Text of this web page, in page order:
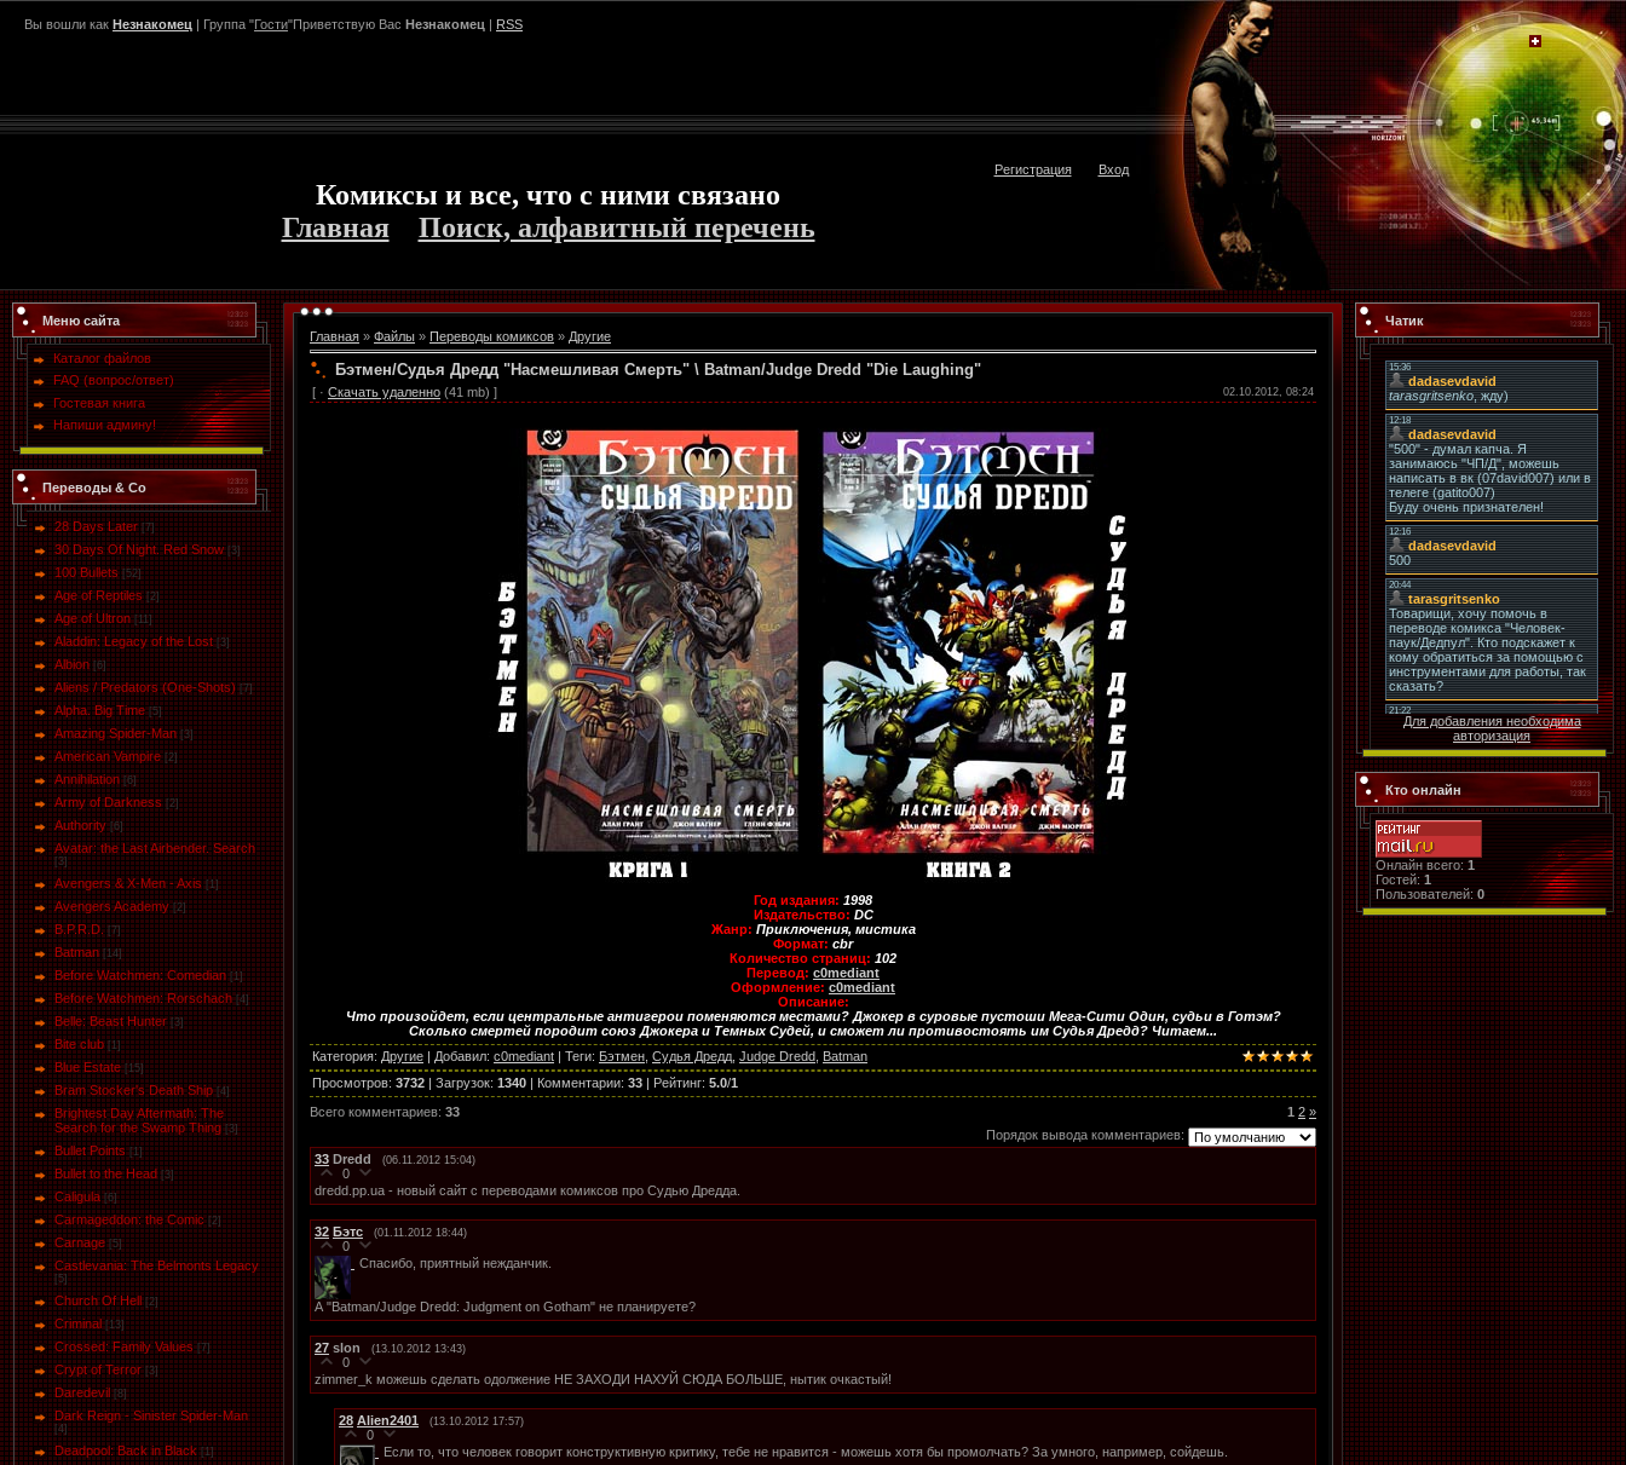
Вы вошли как Незнакомец | Группа "Гости"Приветствую Вас Незнакомец | RSS
Комиксы и все, что с ними связано
Главная
Поиск, алфавитный перечень
Регистрация Вход
Меню сайта
Каталог файлов
FAQ (вопрос/ответ)
Гостевая книга
Напиши админу!
Переводы & Co
28 Days Later [7]
30 Days Of Night. Red Snow [3]
100 Bullets [52]
Age of Reptiles [2]
Age of Ultron [11]
Aladdin: Legacy of the Lost [3]
Albion [6]
Aliens / Predators (One-Shots) [7]
Alpha. Big Time [5]
Amazing Spider-Man [3]
American Vampire [2]
Annihilation [6]
Army of Darkness [2]
Authority [6]
Avatar: the Last Airbender. Search
[3]
Avengers & X-Men - Axis [1]
Avengers Academy [2]
B.P.R.D. [7]
Batman [14]
Before Watchmen: Comedian [1]
Before Watchmen: Rorschach [4]
Belle: Beast Hunter [3]
Bite club [1]
Blue Estate [15]
Bram Stocker's Death Ship [4]
Brightest Day Aftermath: The
Search for the Swamp Thing [3]
Bullet Points [1]
Bullet to the Head [3]
Caligula [6]
Carmageddon: the Comic [2]
Carnage [5]
Castlevania: The Belmonts Legacy
[5]
Church Of Hell [2]
Criminal [13]
Crossed: Family Values [7]
Crypt of Terror [3]
Daredevil [8]
Dark Reign - Sinister Spider-Man
[4]
Deadpool: Back in Black [1]
Главная » Файлы » Переводы комиксов » Другие
Бэтмен/Судья Дредд "Насмешливая Смерть" \ Batman/Judge Dredd "Die Laughing"
[ · Скачать удаленно (41 mb) ] 02.10.2012, 08:24
Год издания: 1998
Издательство: DC
Жанр: Приключения, мистика
Формат: cbr
Количество страниц: 102
Перевод: c0mediant
Оформление: c0mediant
Описание:
Что произойдет, если центральные антигерои поменяются местами? Джокер в суровые пустоши Мега-Сити Один, судьи в Готэм?
Сколько смертей породит союз Джокера и Темных Судей, и сможет ли противостоять им Судья Дредд? Читаем...
Категория: Другие | Добавил: c0mediant | Теги: Бэтмен Судья Дредд Judge Dredd Batman
Просмотров: 3732 | Загрузок: 1340 | Комментарии: 33 | Рейтинг: 5.0/1
Всего комментариев: 33 1 2 »
Порядок вывода комментариев:
33 Dredd (06.11.2012 15:04)
0
dredd.pp.ua - новый сайт с переводами комиксов про Судью Дредда.
32 Бэтс (01.11.2012 18:44)
0
Спасибо, приятный нежданчик.
А "Batman/Judge Dredd: Judgment on Gotham" не планируете?
27 slon (13.10.2012 13:43)
0
zimmer_k можешь сделать одолжение НЕ ЗАХОДИ НАХУЙ СЮДА БОЛЬШЕ, нытик очкастый!
28 Alien2401 (13.10.2012 17:57)
0
Если то, что человек говорит конструктивную критику, тебе не нравится - можешь хотя бы промолчать? За умного, например, сойдешь.
Чатик
Для добавления необходима
авторизация
Кто онлайн
Онлайн всего: 1
Гостей: 1
Пользователей: 0